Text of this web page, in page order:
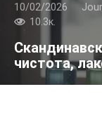
10/02/2026
10.3к.
чистота,